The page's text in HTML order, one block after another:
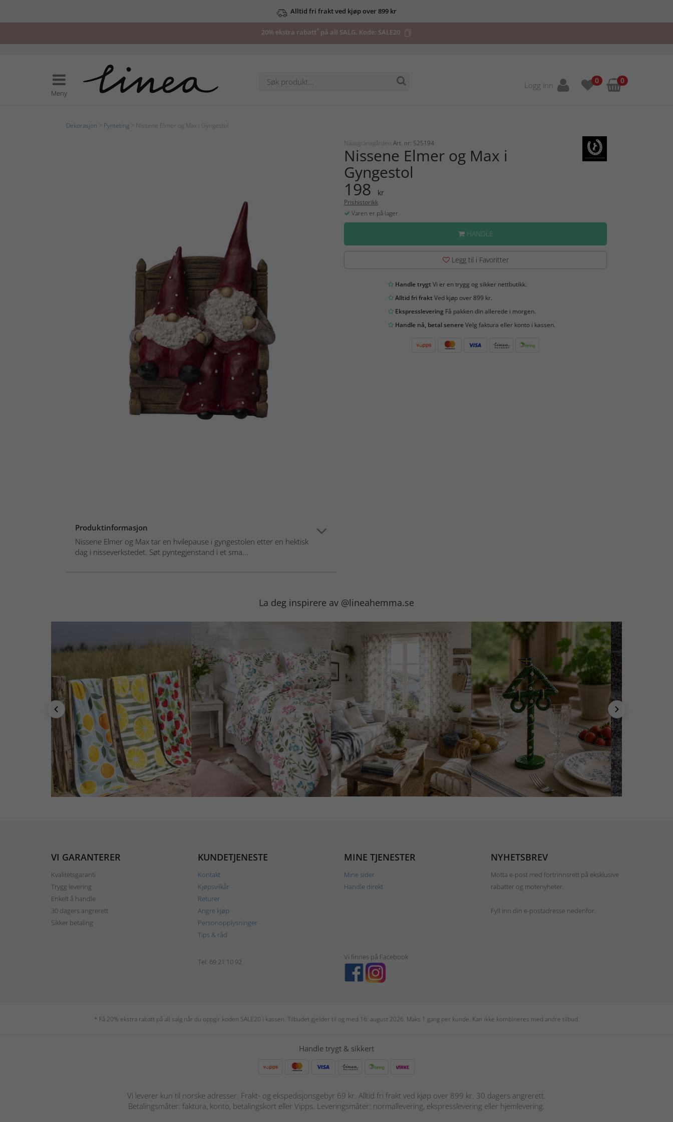
Alltid fri frakt ved kjøp over 899 kr
20% ekstra rabatt* på all SALG. Kode: SALE20
Meny
Logg inn 0 0
Dekorasjon Pynteting > Nissene Elmer og Max i Gyngestol
Produktinformasjon
Nissene Elmer og Max tar en hvilepause i gyngestolen etter en hektisk
dag i nisseverkstedet. Søt pyntegjenstand i et sma...
Nääsgränsgården Art. nr: 525194
Nissene Elmer og Max i
Gyngestol
198 kr
Prishistorikk
Varen er på lager
HANDLE
Legg til i Favoritter
Handle trygtVi er en trygg og sikker nettbutikk.
Alltid fri fraktVed kjøp over 899 kr.
EkspressleveringFå pakken din allerede i morgen.
Handle nå, betal senereVelg faktura eller konto i kassen.
La deg inspirere av @lineahemma.se
VI GARANTERER
Kvalitetsgaranti
Trygg levering
Enkelt å handle
30 dagers angrerett
Sikker betaling
KUNDETJENESTE
Kontakt
Kjøpsvilkår
Returer
Angre kjøp
Personopplysninger
Tips & råd
MINE TJENESTER
Mine sider
Handle direkt
NYHETSBREV
Motta e-post med fortrinnsrett på eksklusive
rabatter og motenyheter.
Fyll inn din e-postadresse nedenfor.
Tel: 69 21 10 92
Vi finnes på Facebook
* Få 20% ekstra rabatt på all salg når du oppgir koden SALE20 i kassen. Tilbudet gjelder til og med 16. august 2026. Maks 1 gang per kunde. Kan ikke kombineres med andre tilbud.
Handle trygt & sikkert
Vi leverer kun til norske adresser. Frakt- og ekspedisjonsgebyr 69 kr. Alltid fri frakt ved kjøp over 899 kr. 30 dagers angrerett.
Betalingsmåter: faktura, konto, betalingskort eller Vipps. Leveringsmåter: normallevering, ekspresslevering eller hjemlevering.